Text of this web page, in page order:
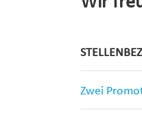
Zwei